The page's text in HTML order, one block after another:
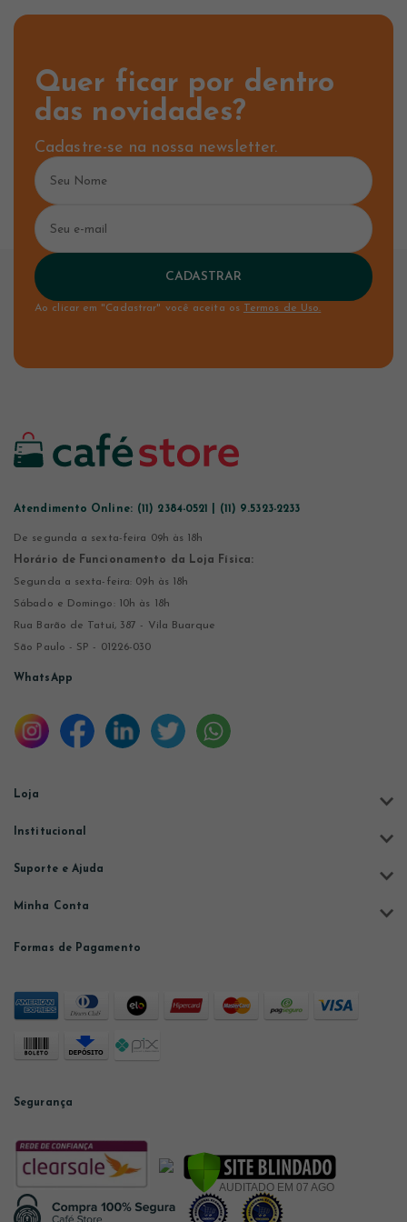
Quer ficar por dentro
das novidades?
Cadastre-se na nossa newsletter.
CADASTRAR
Ao clicar em "Cadastrar" você aceita os Termos de Uso.
Atendimento Online: (11) 2384-0521 | (11) 9.5323-2233
De segunda a sexta-feira 09h às 18h
Horário de Funcionamento da Loja Física:
Segunda a sexta-feira: 09h às 18h
Sábado e Domingo: 10h às 18h
Rua Barão de Tatuí, 387 - Vila Buarque
São Paulo - SP - 01226-030
WhatsApp
Loja
Institucional
Suporte e Ajuda
Minha Conta
Formas de Pagamento
Segurança